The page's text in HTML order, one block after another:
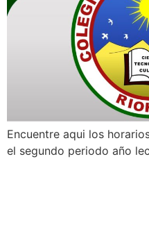
Encuentre aqui los
el segundo periodo año